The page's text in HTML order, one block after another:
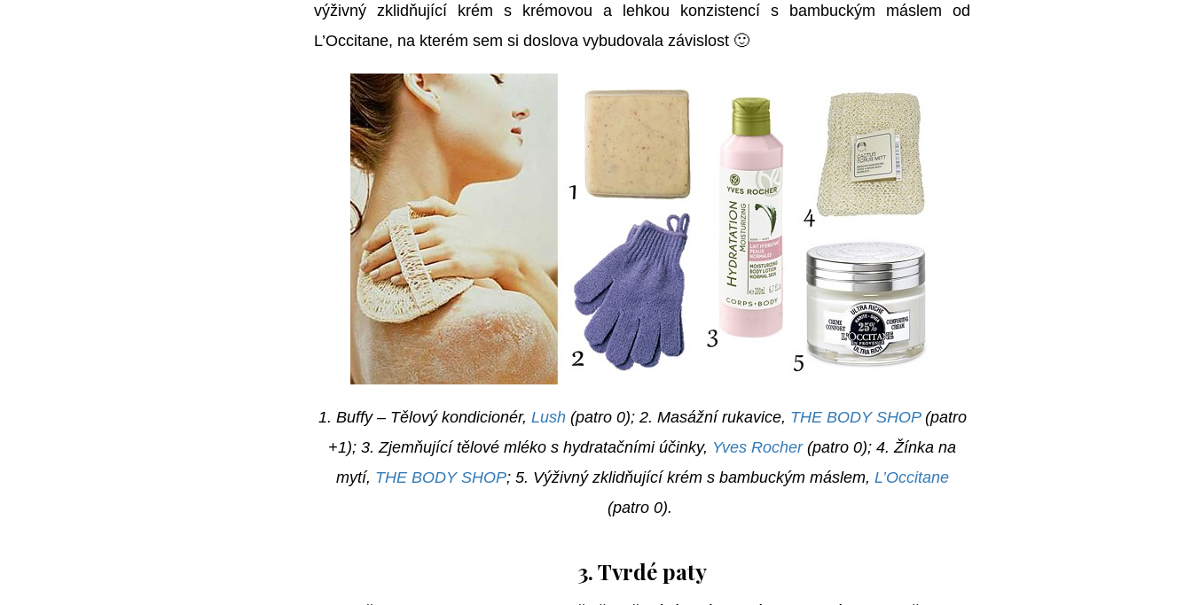
výživný zklidňující krém s krémovou a lehkou konzistencí s bambuckým máslem od
L’Occitane, na kterém sem si doslova vybudovala závislost 🙂
1. Buffy – Tělový kondicionér, Lush(patro 0); 2. Masážní rukavice, THE BODY SHOP(patro
+1); 3. Zjemňující tělové mléko s hydratačními účinky, Yves Rocher(patro 0); 4. Žínka na
mytí, THE BODY SHOP; 5. Výživný zklidňující krém s bambuckým máslem, L’Occitane
(patro 0).
3. Tvrdé paty